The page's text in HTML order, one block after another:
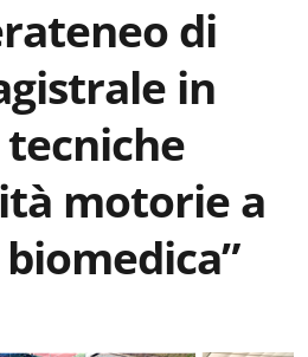
di
in
tecniche
motorie a